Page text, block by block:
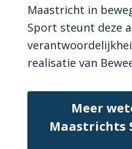
Maastricht in
Sport steunt deze
realisatie van
Meer
Maastrichts